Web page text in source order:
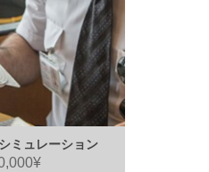
ミュレーション